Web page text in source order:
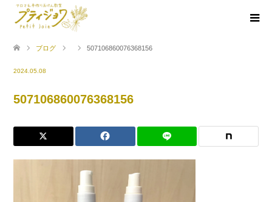
ブログ 507106860076368156
2024.05.08
507106860076368156